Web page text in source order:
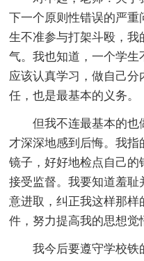
下一个原则性错误的严
生不准参与打架斗殴，我
气。我也知道，一个学生
应该认真学习，做自己
任，也是最基本的义务。
但我不连最基本的也
才深深地感到后悔。我
镜子，好好地检点自己
接受监督。我要知道羞
意进取，纠正我这样那
件，努力提高我的思想觉
我今后要遵守学校铁